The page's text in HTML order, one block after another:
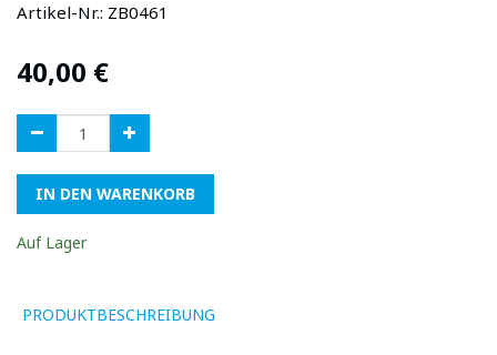
Artikel-Nr.: ZB0461
40,00 €
IN DEN WARENKORB
Auf Lager
PRODUKTBESCHREIBUNG